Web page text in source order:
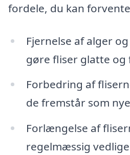
fordele, du kan
Fjernelse af alger
gøre fliser glatte og
Forbedring af
de fremstår som
Forlængelse af
regelmæssig